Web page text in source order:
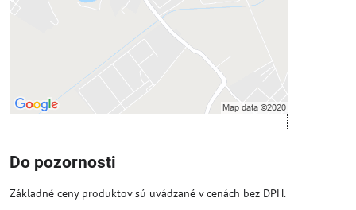
Povoliť a zapamätať - súhlas s druhom
cookie: Funkčné
Otvoriť obsah v novom okne
Do pozornosti
Základné ceny produktov sú uvádzané v cenách bez DPH.